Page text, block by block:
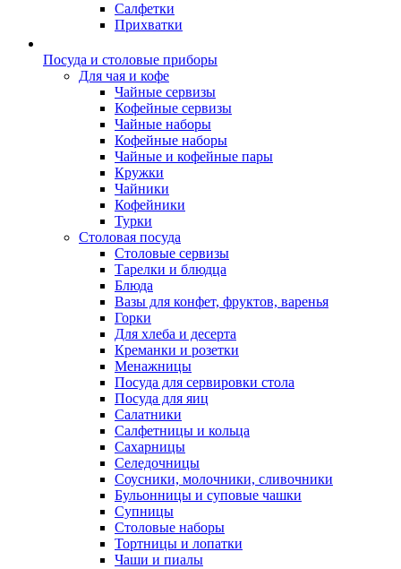
Салфетки
Прихватки
Посуда и столовые приборы
Для чая и кофе
Чайные сервизы
Кофейные сервизы
Чайные наборы
Кофейные наборы
Чайные и кофейные пары
Кружки
Чайники
Кофейники
Турки
Столовая посуда
Столовые сервизы
Тарелки и блюдца
Блюда
Вазы для конфет, фруктов, варенья
Горки
Для хлеба и десерта
Креманки и розетки
Менажницы
Посуда для сервировки стола
Посуда для яиц
Салатники
Салфетницы и кольца
Сахарницы
Селедочницы
Соусники, молочники, сливочники
Бульонницы и суповые чашки
Супницы
Столовые наборы
Тортницы и лопатки
Чаши и пиалы